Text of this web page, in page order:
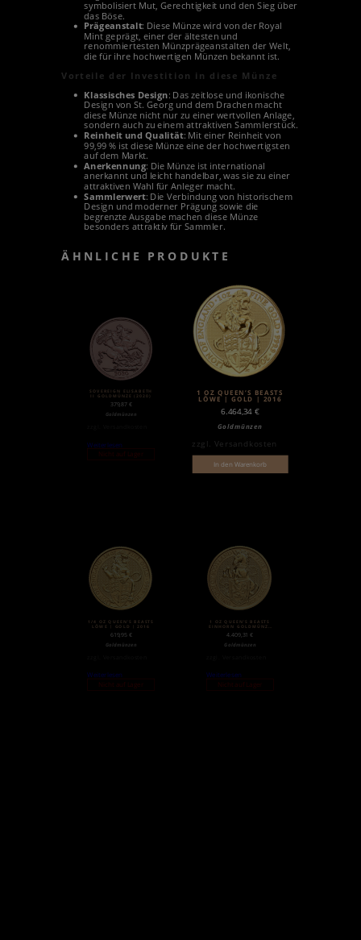
symbolisiert Mut, Gerechtigkeit und den Sieg über
das Böse.
Prägeanstalt: Diese Münze wird von der Royal
Mint geprägt, einer der ältesten und
renommiertesten Münzprägeanstalten der Welt,
die für ihre hochwertigen Münzen bekannt ist.
Vorteile der Investition in diese Münze
Klassisches Design: Das zeitlose und ikonische
Design von St. Georg und dem Drachen macht
diese Münze nicht nur zu einer wertvollen Anlage,
sondern auch zu einem attraktiven Sammlerstück.
Reinheit und Qualität: Mit einer Reinheit von
99,99 % ist diese Münze eine der hochwertigsten
auf dem Markt.
Anerkennung: Die Münze ist international
anerkannt und leicht handelbar, was sie zu einer
attraktiven Wahl für Anleger macht.
Sammlerwert: Die Verbindung von historischem
Design und moderner Prägung sowie die
begrenzte Ausgabe machen diese Münze
besonders attraktiv für Sammler.
ÄHNLICHE PRODUKTE
SOVEREIGN ELISABETH
II GOLDMÜNZE (2020)
379,87 €
Goldmünzen
Weiterlesen
Nicht auf Lager
1 OZ QUEEN’S BEASTS
LÖWE | GOLD | 2016
6.464,34 €
Goldmünzen
zzgl. Versandkosten
In den Warenkorb
1/4 OZ QUEEN’S BEASTS
LÖWE | GOLD | 2016
619,95 €
Goldmünzen
Weiterlesen
Nicht auf Lager
1 OZ QUEEN’S BEASTS
EINHORN GOLDMÜNZE
4.409,31€
Goldmünzen
Weiterlesen
Nicht auf Lager